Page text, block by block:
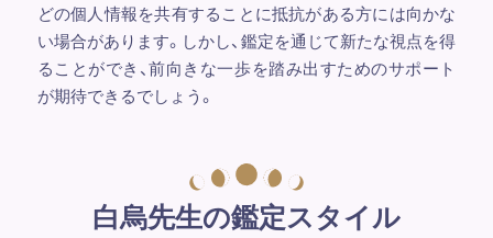
どの個人情報を共有することに抵抗がある方には向かな
い場合があります。しかし、鑑定を通じて新たな視点を得
ることができ、前向きな一歩を踏み出すためのサポート
が期待できるでしょう。
白烏先生の鑑定スタイル